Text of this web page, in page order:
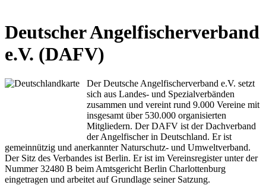
Deutscher Angelfischerverband
e.V. (DAFV)
Der Deutsche Angelfischerverband e.V. setzt
sich aus Landes- und Spezialverbänden
zusammen und vereint rund 9.000 Vereine mit
insgesamt über 530.000 organisierten
Mitgliedern. Der DAFV ist der Dachverband
der Angelfischer in Deutschland. Er ist
gemeinnützig und anerkannter Naturschutz- und Umweltverband.
Der Sitz des Verbandes ist Berlin. Er ist im Vereinsregister unter der
Nummer 32480 B beim Amtsgericht Berlin Charlottenburg
eingetragen und arbeitet auf Grundlage seiner Satzung.